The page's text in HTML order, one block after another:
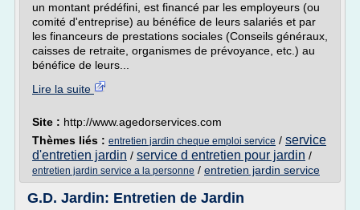
un montant prédéfini, est financé par les employeurs (ou
comité d'entreprise) au bénéfice de leurs salariés et par
les financeurs de prestations sociales (Conseils généraux,
caisses de retraite, organismes de prévoyance, etc.) au
bénéfice de leurs...
Lire la suite
Site : http://www.agedorservices.com
Thèmes liés : entretien jardin cheque emploi service / service
d'entretien jardin / service d entretien pour jardin /
entretien jardin service a la personne / entretien jardin service
G.D. Jardin: Entretien de Jardin